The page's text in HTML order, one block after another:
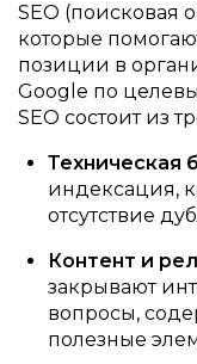
SEO (поисковая
которые
позиции в
Google по
SEO состоит из
Техническая
индексация,
отсутствие
Контент и
закрывают
вопросы,
полезные